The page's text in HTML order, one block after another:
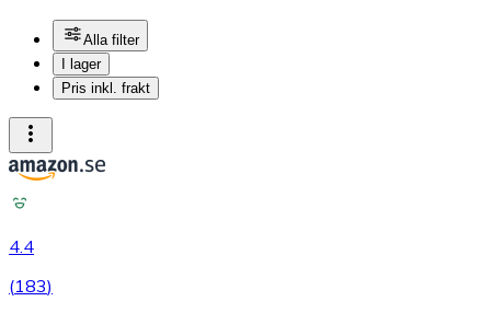
Alla filter
I lager
Pris inkl. frakt
4.4
(183)